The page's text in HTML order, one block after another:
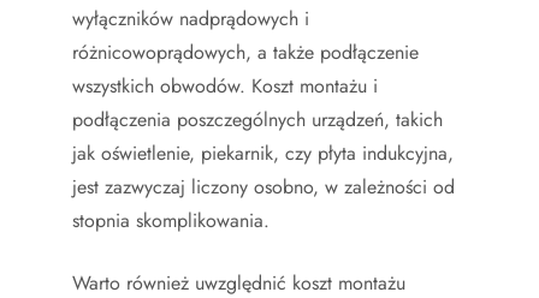
wyłączników nadprądowych i
różnicowoprądowych, a także podłączenie
wszystkich obwodów. Koszt montażu i
podłączenia poszczególnych urządzeń, takich
jak oświetlenie, piekarnik, czy płyta indukcyjna,
jest zazwyczaj liczony osobno, w zależności od
stopnia skomplikowania.
Warto również uwzględnić koszt montażu